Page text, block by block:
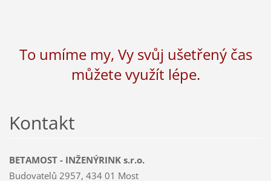
To umíme my, Vy svůj ušetřený čas
můžete využít lépe.
Kontakt
BETAMOST - INŽENÝRINK s.r.o.
Budovatelů 2957, 434 01 Most